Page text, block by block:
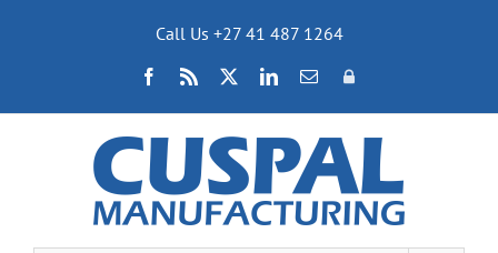
Call Us +27 41 487 1264
Facebook
Rss LinkedInEmailAdmin